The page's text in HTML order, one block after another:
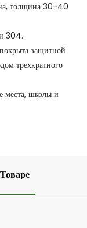
толщина 30-40
304.
защитной
трехкратного
места, школы и